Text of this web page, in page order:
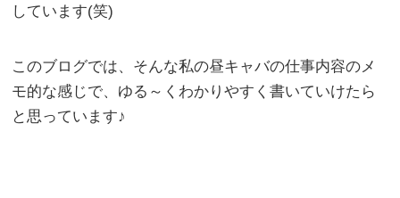
しています(笑)
このブログでは、そんな私の昼キャバの仕事内容のメ
モ的な感じで、ゆる～くわかりやすく書いていけたら
と思っています♪